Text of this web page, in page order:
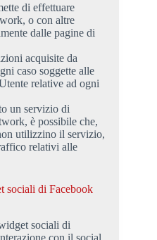
di effettuare
o con altre
dalle pagine di
acquisite da
caso soggette alle
relative ad ogni
un servizio di
è possibile che,
utilizzino il servizio,
relativi alle
sociali di Facebook
sociali di
con il social